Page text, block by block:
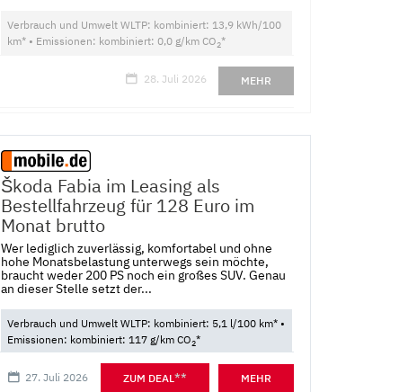
Verbrauch und Umwelt WLTP: kombiniert: 13,9 kWh/100
km* • Emissionen: kombiniert: 0,0 g/km CO2*
28. Juli 2026 MEHR
Škoda Fabia im Leasing als
Bestellfahrzeug für 128 Euro im
Monat brutto
Wer lediglich zuverlässig, komfortabel und ohne
hohe Monatsbelastung unterwegs sein möchte,
braucht weder 200 PS noch ein großes SUV. Genau
an dieser Stelle setzt der...
Verbrauch und Umwelt WLTP: kombiniert: 5,1 l/100 km* •
Emissionen: kombiniert: 117 g/km CO2*
27. Juli 2026 ZUM DEAL** MEHR